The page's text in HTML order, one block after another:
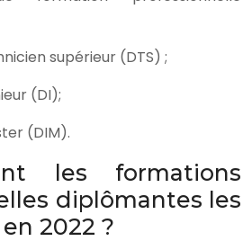
supérieur (DTS) ;
(DI);
(DIM).
les formations
diplômantes les
2022 ?